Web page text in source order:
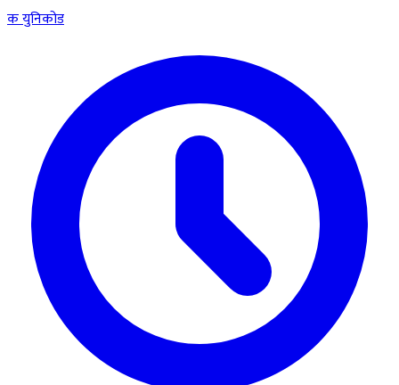
कयुनिकोड